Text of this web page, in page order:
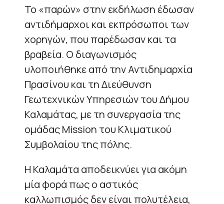
Το «παρών» στην εκδήλωση έδωσαν
αντιδήμαρχοι και εκπρόσωποι των
χορηγών, που παρέδωσαν και τα
βραβεία. Ο διαγωνισμός
υλοποιήθηκε από την Αντιδημαρχία
Πρασίνου και τη Διεύθυνση
Γεωτεχνικών Υπηρεσιών του Δήμου
Καλαμάτας, με τη συνεργασία της
ομάδας Mission του Κλιματικού
Συμβολαίου της πόλης.
Η Καλαμάτα αποδεικνύει για ακόμη
μία φορά πως ο αστικός
καλλωπισμός δεν είναι πολυτέλεια,